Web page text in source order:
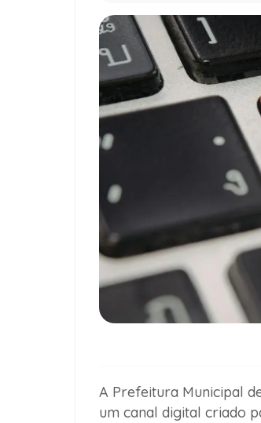
A Prefeitura Municipal
um canal digital criado